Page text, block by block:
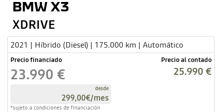
BMW X3
XDRIVE
2021 | Híbrido (Diesel) | 175.000 km | Automático
Precio financiado
23.990 €
desde
299,00€/mes
*sujeto a condiciones de financiación
Precio al contado
25.990 €